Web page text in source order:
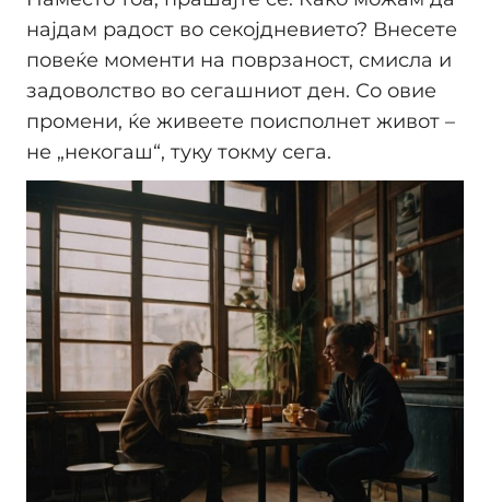
најдам радост во секојдневието? Внесете
повеќе моменти на поврзаност, смисла и
задоволство во сегашниот ден. Со овие
промени, ќе живеете поисполнет живот –
не „некогаш“, туку токму сега.